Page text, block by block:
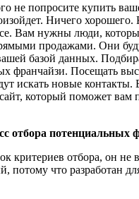
не попросите купить
Ничего
Вам нужны люди,
продажами. Они
базой данных.
франчайзи. Посещать
искать новые контакты.
который поможет вам
отбора потенциальных
критериев отбора, он не
потому что разработан